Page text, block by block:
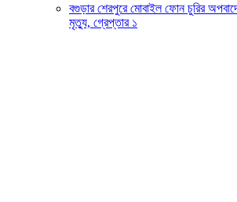
বগুড়ার শেরপুরে মোবাইল ফোন চুরির
মৃত্যু, গ্রেপ্তার ১